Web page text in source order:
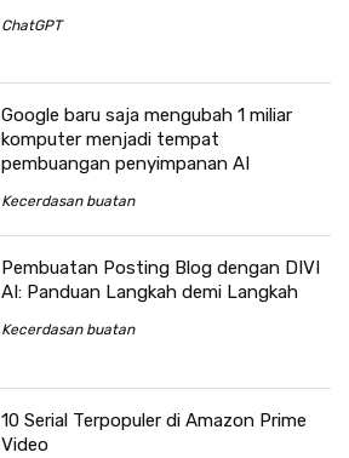
ChatGPT
Google baru saja mengubah 1 miliar
komputer menjadi tempat
pembuangan penyimpanan AI
Kecerdasan buatan
Pembuatan Posting Blog dengan DIVI
AI: Panduan Langkah demi Langkah
Kecerdasan buatan
10 Serial Terpopuler di Amazon Prime
Video